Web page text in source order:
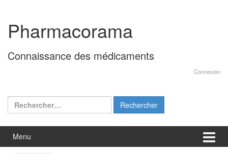
contenu
menu
principal
Pharmacorama
Connaissance des médicaments
Connexion
Rechercher :
Menu